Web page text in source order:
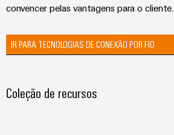
convencer pelas vantagens para o cliente.
IR PARA TECNOLOGIAS DE CONEXÃO POR FIO
Coleção de recursos